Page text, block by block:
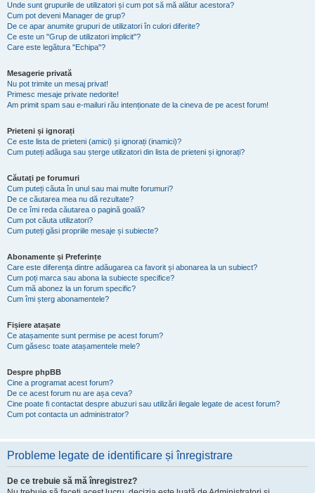
Unde sunt grupurile de utilizatori și cum pot să mă alătur acestora?
Cum pot deveni Manager de grup?
De ce apar anumite grupuri de utilizatori în culori diferite?
Ce este un "Grup de utilizatori implicit"?
Care este legătura "Echipa"?
Mesagerie privată
Nu pot trimite un mesaj privat!
Primesc mesaje private nedorite!
Am primit spam sau e-mailuri rău intenționate de la cineva de pe acest forum!
Prieteni și ignorați
Ce este lista de prieteni (amici) și ignorați (inamici)?
Cum puteți adăuga sau șterge utilizatori din lista de prieteni și ignorați?
Căutați pe forumuri
Cum puteți căuta în unul sau mai multe forumuri?
De ce căutarea mea nu dă rezultate?
De ce îmi reda căutarea o pagină goală?
Cum pot căuta utilizatori?
Cum puteți găsi propriile mesaje și subiecte?
Abonamente și Preferințe
Care este diferența dintre adăugarea ca favorit și abonarea la un subiect?
Cum poți marca sau abona la subiecte specifice?
Cum mă abonez la un forum specific?
Cum îmi șterg abonamentele?
Fișiere atașate
Ce atașamente sunt permise pe acest forum?
Cum găsesc toate atașamentele mele?
Despre phpBB
Cine a programat acest forum?
De ce acest forum nu are așa ceva?
Cine poate fi contactat despre abuzuri sau utilizări ilegale legate de acest forum?
Cum pot contacta un administrator?
Probleme legate de identificare și înregistrare
De ce trebuie să mă înregistrez?